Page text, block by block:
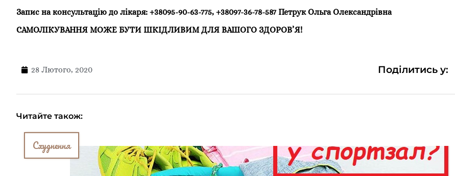
Запис на консультацію до лікаря: +38095-90-63-775, +38097-36-78-587 Петрук Ольга Олександрівна
САМОЛІКУВАННЯ МОЖЕ БУТИ ШКІДЛИВИМ ДЛЯ ВАШОГО ЗДОРОВ’Я!
28 Лютого, 2020 Поділитись у:
Читайте також:
Схуднення